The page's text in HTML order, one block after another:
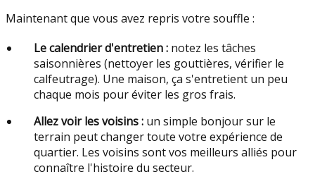
Maintenant que vous avez repris votre souffle :
Le calendrier d'entretien : notez les tâches
saisonnières (nettoyer les gouttières, vérifier le
calfeutrage). Une maison, ça s'entretient un peu
chaque mois pour éviter les gros frais.
Allez voir les voisins : un simple bonjour sur le
terrain peut changer toute votre expérience de
quartier. Les voisins sont vos meilleurs alliés pour
connaître l'histoire du secteur.